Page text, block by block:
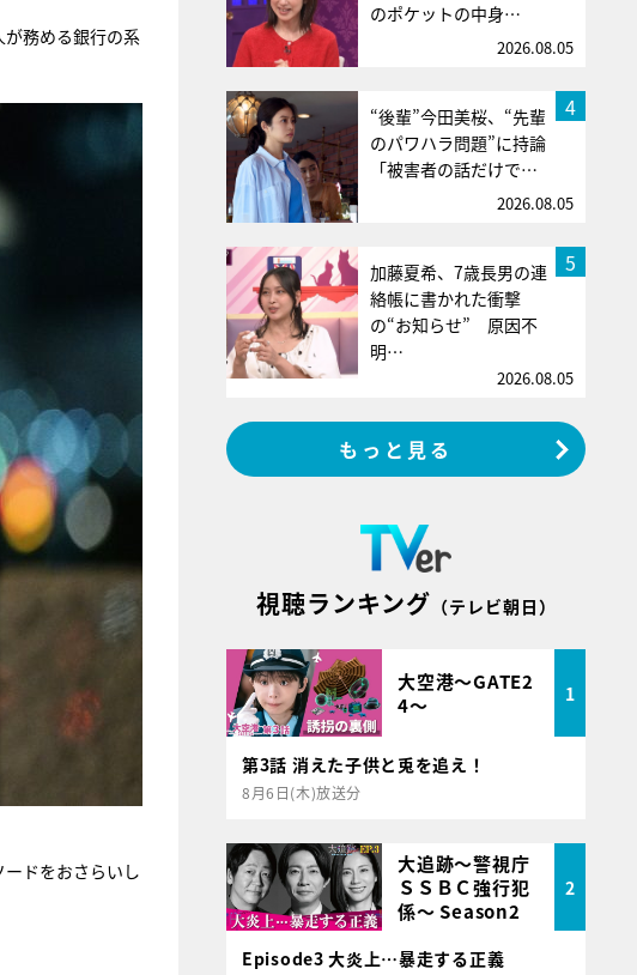
務める銀行の系
ドをおさらいし
のポケットの中身…
2026.08.05
4
“後輩”今田美桜、“先輩
のパワハラ問題”に持論
「被害者の話だけで…
2026.08.05
5
加藤夏希、7歳長男の連
絡帳に書かれた衝撃
の“お知らせ” 原因不
明…
2026.08.05
もっと見る
視聴ランキング （テレビ朝日）
大空港～GATE2
4～
1
第3話 消えた子供と兎を追え！
8月6日(木)放送分
大追跡～警視庁
ＳＳＢＣ強行犯
係～ Season2
2
Episode3 大炎上…暴走する正義